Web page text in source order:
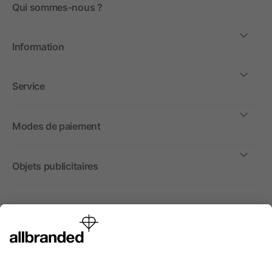
Qui sommes-nous ?
Information
Service
Modes de paiement
Objets publicitaires
International